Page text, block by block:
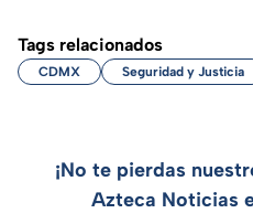
Tags relacionados
CDMX Seguridad y Justicia
¡No te pierdas
Azteca Noticias